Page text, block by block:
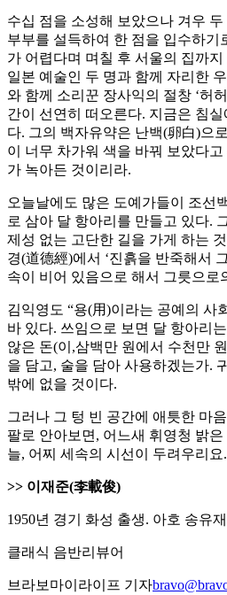
수십 점을 소성해 보았으나 겨우
부부를 설득하여 한 점을 입수하기
가 어렵다며 며칠 후 서울의 집까
일본 예술인 두 명과 함께 자리한
와 함께 소리꾼 장사익의 절창 ‘허
간이 선연히 떠오른다. 지금은 침
다. 그의 백자유약은 난백(卵白)으
이 너무 차가워 색을 바꿔 보았다
가 녹아든 것이리라.
오늘날에도 많은 도예가들이 조선
로 삼아 달 항아리를 만들고 있다.
제성 없는 고단한 길을 가게 하는
경(道德經)에서 ‘진흙을 반죽해서
속이 비어 있음으로 해서 그릇으로
김익영도 “용(用)이라는 공예의 사
바 있다. 쓰임으로 보면 달 항아리
않은 돈(이,삼백만 원에서 수천만
을 담고, 술을 담아 사용하겠는가.
밖에 없을 것이다.
그러나 그 텅 빈 공간에 애틋한 마
팔로 안아보면, 어느새 휘영청 밝
늘, 어찌 세속의 시선이 두려우리요.
>> 이재준(李載俊)
1950년 경기 화성 출생. 아호 송유
클래식 음반리뷰어
브라보마이라이프 기자